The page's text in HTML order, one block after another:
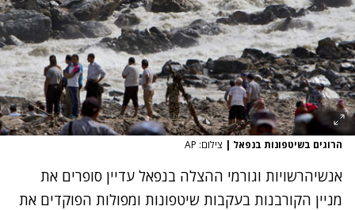
הרוגים בשיטפונות בנפאל | צילום: AP
אנשיהרשויות וגורמי ההצלה בנפאל עדיין סופרים את
מניין הקורבנות בעקבות שיטפונות ומפולות הפוקדים את